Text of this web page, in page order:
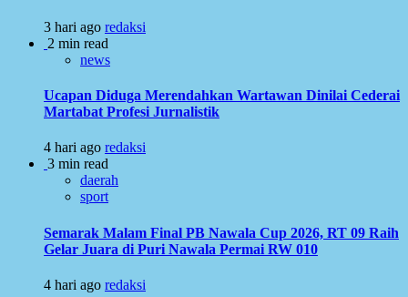
3 hari ago redaksi
2 min read
news
Ucapan Diduga Merendahkan Wartawan Dinilai Cederai
Martabat Profesi Jurnalistik
4 hari ago redaksi
3 min read
daerah
sport
Semarak Malam Final PB Nawala Cup 2026, RT 09 Raih
Gelar Juara di Puri Nawala Permai RW 010
4 hari ago redaksi